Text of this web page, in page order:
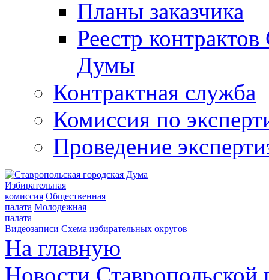
Планы заказчика
Реестр
Думы
Контрактная служба
Комиссия по
Проведение
Избирательная
комиссия Общественная
палата Молодежная
палата
Видеозаписи Схема избирательных округов
На главную